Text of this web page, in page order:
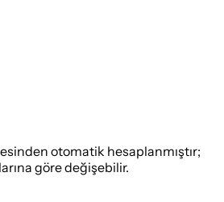
otomatik hesaplanmıştır;
göre değişebilir.